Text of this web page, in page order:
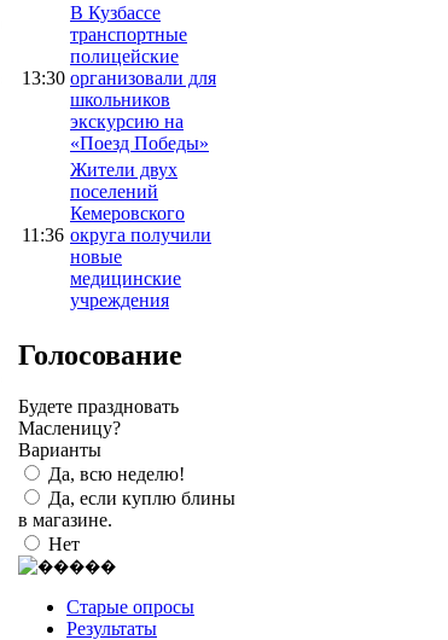
13:30
В Кузбассе
транспортные
полицейские
организовали для
школьников
экскурсию на
«Поезд Победы»
11:36
Жители двух
поселений
Кемеровского
округа получили
новые
медицинские
учреждения
Голосование
Будете праздновать
Масленицу?
Варианты
Да, всю неделю!
Да, если куплю блины
в магазине.
Нет
Старые опросы
Результаты